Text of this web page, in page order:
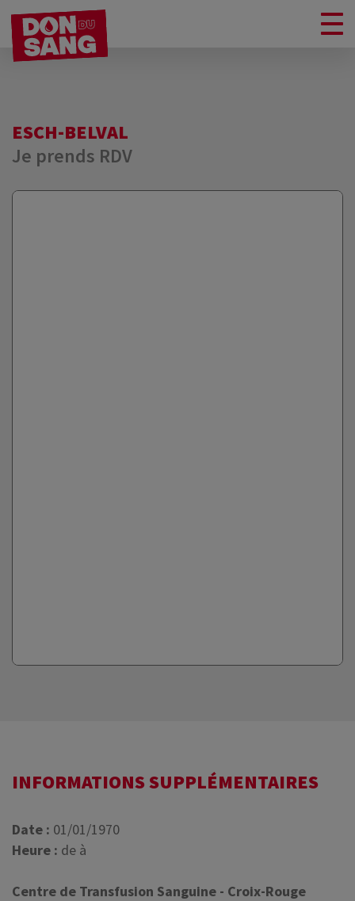
ESCH-BELVAL
Je prends RDV
INFORMATIONS SUPPLÉMENTAIRES
Date : 01/01/1970
Heure : de à
Centre de Transfusion Sanguine - Croix-Rouge